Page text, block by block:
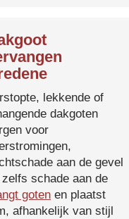
lekkende of
dakgoten
voor
aan de gevel
schade aan de
goten en plaatst
afhankelijk van stijl